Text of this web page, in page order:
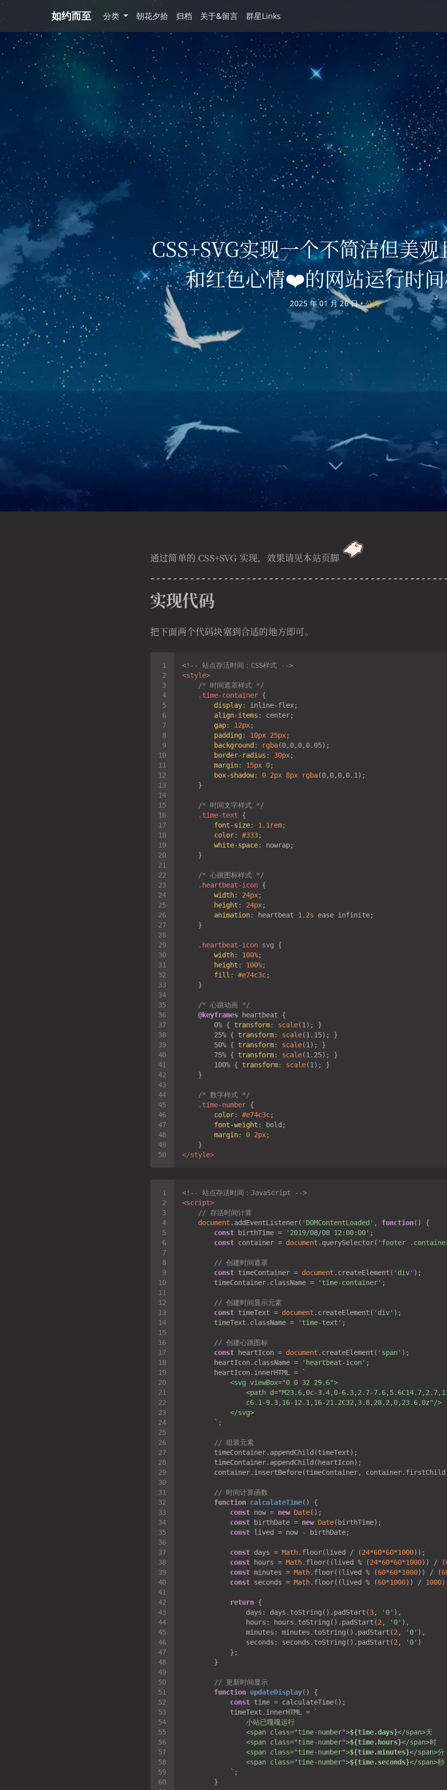
如约而至 分类 朝花夕拾 归档 关于&留言 群星Links
CSS+SVG实现一个不简洁但美
和红色心情❤️的网站运行时
2025 年 01 月 26 日 •公海
通过简单的 CSS+SVG 实现，效果请见本站页脚
实现代码
把下面两个代码块塞到合适的地方即可。
<!-- 站点存活时间：CSS样式 -->
<style>
/* 时间遮罩样式 */
.time-container
display
align-items
gap: 12px
padding: 10px 25px
background : rgba
border-radius : 30px
margin: 15px 0
box-shadow: 0 2px 8px rgba
/* 时间文字样式 */
.time-text
font-size: 1.1rem
color: #333
white-space
/* 心跳图标样式 */
.heartbeat-icon
width: 24px
height : 24px
animation: heartbeat 1.2s
.heartbeat-icon svg
width: 100%
height : 100%
fill : #e74c3c
/* 心跳动画 */
    @
keyframes
        0% {
transform: scale
        25% {
transform: scale
        50% {
transform: scale
        75% {
transform: scale
        100% {
transform: scale
/* 数字样式 */
.time-number
color: #e74c3c
font-weight
margin: 0 2px
</style>
<!-- 站点存活时间：JavaScript -->
<script>
// 存活时间计算
document .addEventListener( 'DOMContentLoaded' , function( )
const birthTime = '2019/08/08 12:00:00'
const container = document .querySelector( 'footer
// 创建时间遮罩
const timeContainer = document .createElement( 'div'
        timeContainer.className =
'time-container'
// 创建时间显示元素
const timeText = document .createElement( 'div'
        timeText.className =
'time-text'
// 创建心跳图标
const heartIcon = document .createElement( 'span'
        heartIcon.className =
'heartbeat-icon'
        heartIcon.innerHTML =
        `
// 组装元素
// 时间计算函数
function calculateTime( )
const now = new Date
const birthDate = new Date
const
const days = Math.floor(lived / (24*60*60*1000
const hours = Math.floor((lived % (24*60*60*1000)) / (
const minutes = Math.floor((lived % (60*60*1000)) / (
const seconds = Math.floor((lived % (60*1000)) / 1000
return
days : days.toString().padStart(3, '0'
hours : hours.toString().padStart(2, '0'
minutes : minutes.toString().padStart(2, '0'
seconds : seconds.toString().padStart(2, '0'
// 更新时间显示
function updateDisplay( )
const
            timeText.innerHTML =
                <span class="time-number">
${time.days}
                <span class="time-number">
${time.hours}
                <span class="time-number">
${time.minutes}
                <span class="time-number">
${time.seconds}
            `